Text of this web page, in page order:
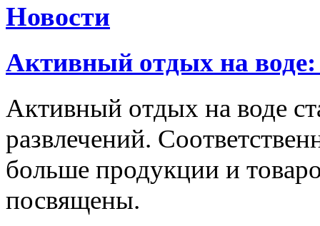
Новости
Активный отдых на воде:
Активный отдых на воде
развлечений.
больше продукции и
посвящены.